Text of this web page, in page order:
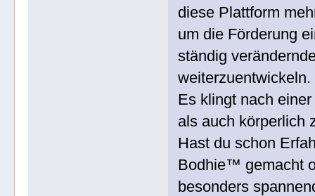
diese Plattform
um die Förderung
ständig
weiterzuentwickeln.
Es klingt nach
als auch körperlich
Hast du schon
Bodhie™ gemacht
besonders